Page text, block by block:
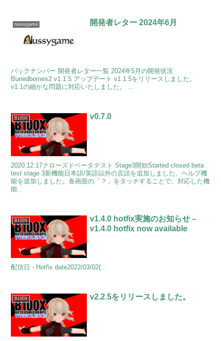
nussygame 開発者レター 2024年6月
バックナンバー 開発者レター一覧 2024年5月の開発状況
Buriedbornes2 v1.1.5 アップデート v1.1.5をリリースしました。
v1.1の細かな問題に対応いたしました。 ...
B100X v0.7.0
2020.12.17クローズドベータテスト Stage3開始Started closed beta
test stage 3新機能日本語/英語以外の言語を追加しました。ヘルプ機
能を追加しました。各画面の「？」をタッチすることで、対応した機
能...
B100X
v1.4.0 hotfix実施のお知らせ –
v1.4.0 hotfix now available
配信日 - Hotfix date2022/03/02(...
B100X v2.2.5をリリースしました。